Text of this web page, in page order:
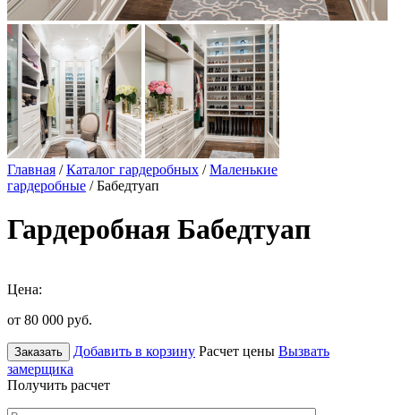
Главная /Каталог гардеробных /Маленькие
гардеробные / Бабедтуап
Гардеробная Бабедтуап
Цена:
от 80 000 руб.
Заказать Добавить в корзину Расчет цены Вызвать
замерщика
Получить расчет